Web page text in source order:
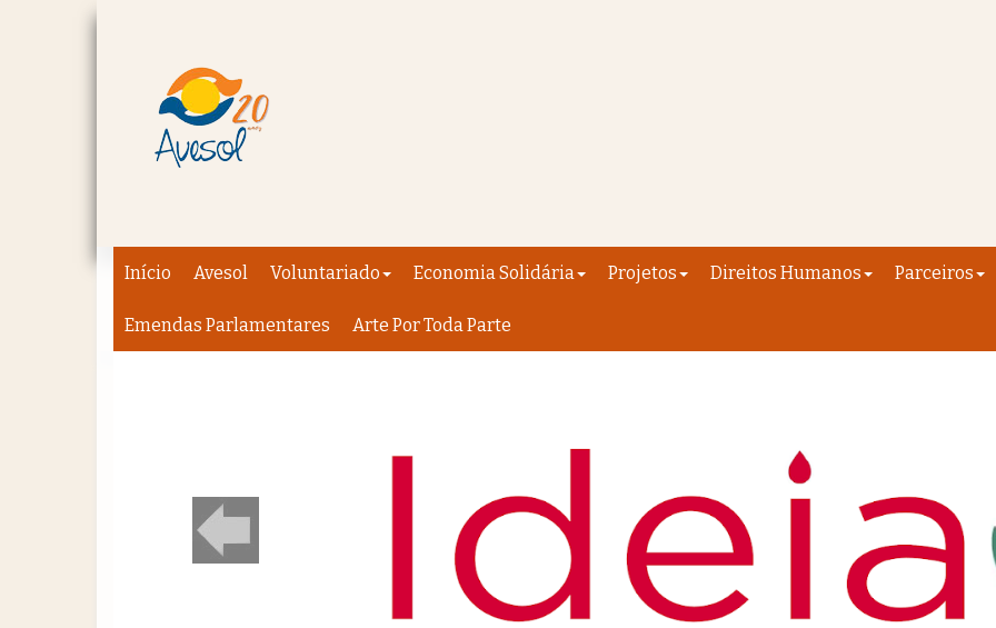
Início Avesol Voluntariado Economia Solidária Projetos Direitos Humanos Parceiros
Emendas Parlamentares Arte Por Toda Parte